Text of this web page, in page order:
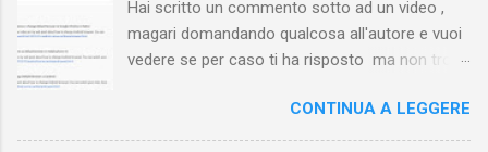
Hai scritto un commento sotto ad un video ,
magari domandando qualcosa all'autore e vuoi
vedere se per caso ti ha risposto ma non trovi
nessuna voce del tipo " cronologia commenti
YouTube " o cose simili? Vuoi sapere come
CONTINUA A LEGGERE